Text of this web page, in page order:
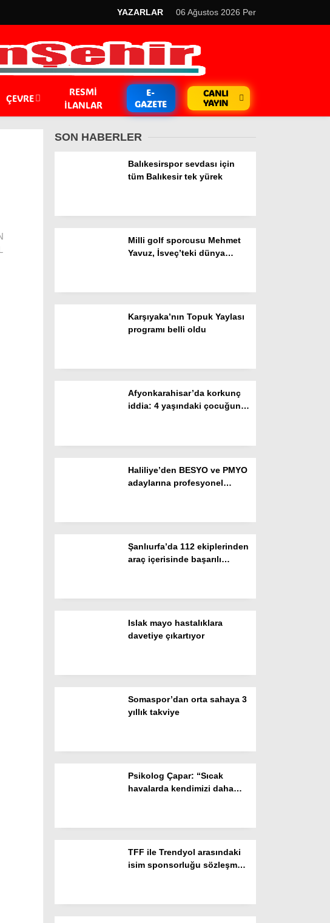
EKONOMİ
Namaz Vakitleri
Nöbetçi Eczaneler
SPOR
Magazin
Hava Durumu
Gizlilik Politikası
Youtube
YAZARLAR 06 Ağustos 2026 Per
ÇEVRE
RESMI
İLANLAR
E-
GAZETE
CANLI
YAYIN
SON HABERLER
Balıkesirspor sevdası için
tüm Balıkesir tek yürek
Milli golf sporcusu Mehmet
Yavuz, İsveç’teki dünya
Karşıyaka’nın Topuk Yaylası
programı belli oldu
Afyonkarahisar’da korkunç
iddia: 4 yaşındaki çocuğun
Haliliye’den BESYO ve PMYO
adaylarına profesyonel
Şanlıurfa’da 112 ekiplerinden
araç içerisinde başarılı
Islak mayo hastalıklara
davetiye çıkartıyor
Somaspor’dan orta sahaya 3
yıllık takviye
Psikolog Çapar: “Sıcak
havalarda kendimizi daha
TFF ile Trendyol arasındaki
isim sponsorluğu sözleşmesi